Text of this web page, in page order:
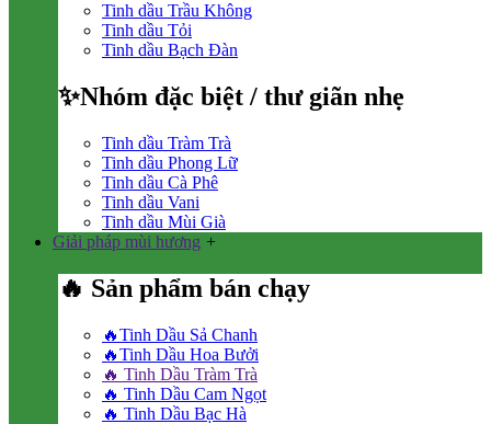
Tinh dầu Trầu Không
Tinh dầu Tỏi
Tinh dầu Bạch Đàn
✨Nhóm đặc biệt / thư giãn nhẹ
Tinh dầu Tràm Trà
Tinh dầu Phong Lữ
Tinh dầu Cà Phê
Tinh dầu Vani
Tinh dầu Mùi Già
Giải pháp mùi hương +
🔥 Sản phẩm bán chạy
🔥Tinh Dầu Sả Chanh
🔥Tinh Dầu Hoa Bưởi
🔥 Tinh Dầu Tràm Trà
🔥 Tinh Dầu Cam Ngọt
🔥 Tinh Dầu Bạc Hà